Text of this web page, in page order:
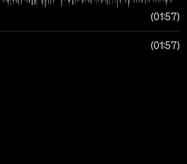
01:57
01:57